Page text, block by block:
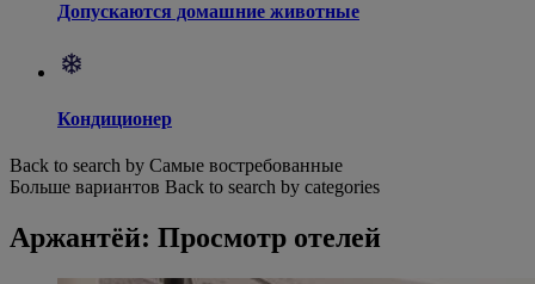
Допускаются домашние животные
Кондиционер
Back to search by Самые востребованные
Больше вариантов Back to search by categories
Аржантёй: Просмотр отелей